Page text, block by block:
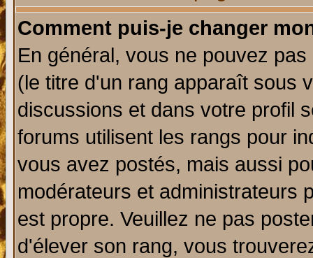
Comment puis-je changer
En général, vous ne pouvez
(le titre d'un rang apparaît sous
discussions et dans votre profil
forums utilisent les rangs pour
vous avez postés, mais aussi
modérateurs et administrateurs
est propre. Veuillez ne pas
d'élever son rang, vous